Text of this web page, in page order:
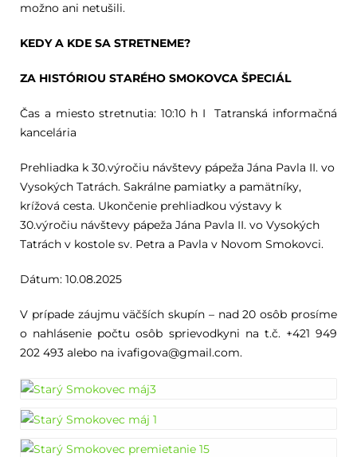
možno ani netušili.
KEDY A KDE SA STRETNEME?
ZA HISTÓRIOU STARÉHO SMOKOVCA ŠPECIÁL
Čas a miesto stretnutia: 10:10 h I Tatranská informačná
kancelária
Prehliadka k 30.výročiu návštevy pápeža Jána Pavla II. vo
Vysokých Tatrách. Sakrálne pamiatky a pamätníky,
krížová cesta. Ukončenie prehliadkou výstavy k
30.výročiu návštevy pápeža Jána Pavla II. vo Vysokých
Tatrách v kostole sv. Petra a Pavla v Novom Smokovci.
Dátum: 10.08.2025
V prípade záujmu väčších skupín – nad 20 osôb prosíme
o nahlásenie počtu osôb sprievodkyni na t.č. +421 949
202 493 alebo na ivafigova@gmail.com.